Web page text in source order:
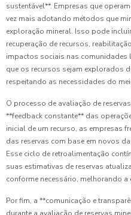
sustentável**. Empresas que
vez mais adotando métodos que
exploração mineral. Isso pode
recuperação de recursos,
impactos sociais nas comunidades
que os recursos sejam explorados
respeitando as necessidades do
O processo de avaliação de
**feedback constante** das
inicial de um recurso, as empresas
das reservas com base em novos
Esse ciclo de retroalimentação
suas estimativas de reservas
conforme necessário, melhorando
Por fim, a **comunicação e
durante a avaliação de reservas